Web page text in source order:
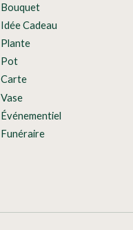
Bouquet
Idée Cadeau
Plante
Pot
Carte
Vase
Événementiel
Funéraire